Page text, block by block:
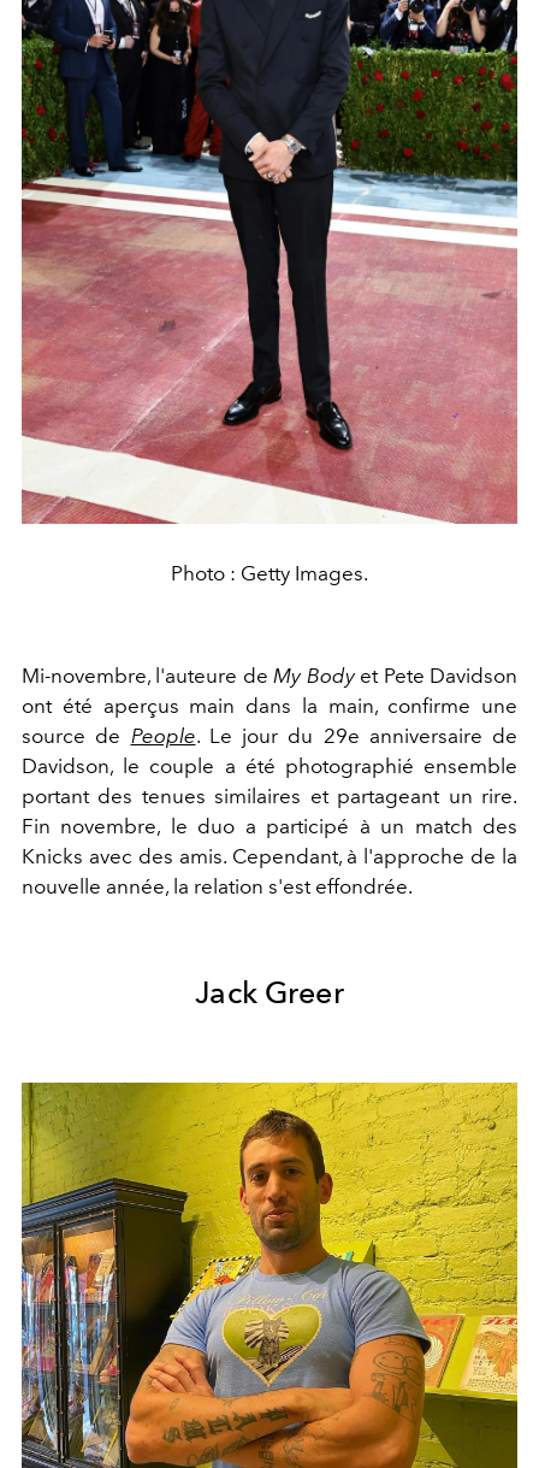
Photo : Getty Images.
Mi-novembre, l'auteure deMy Bodyet Pete Davidson
ont été aperçus main dans la main, confirme une
source de People. Le jour du 29e anniversaire de
Davidson, le couple a été photographié ensemble
portant des tenues similaires et partageant un rire.
Fin novembre, le duo a participé à un match des
Knicks avec des amis. Cependant, à l'approche de la
nouvelle année, la relation s'est effondrée.
Jack Greer